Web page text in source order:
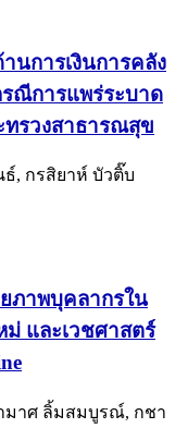
นการเงินการคลัง
ณีการแพร่ระบาด
ทรวงสาธารณสุข
, กรสิยาห์ บัวติ๊บ
ภาพบุคลากรใน
และเวชศาสตร์
มาศ ลิ้มสมบูรณ์, กชา